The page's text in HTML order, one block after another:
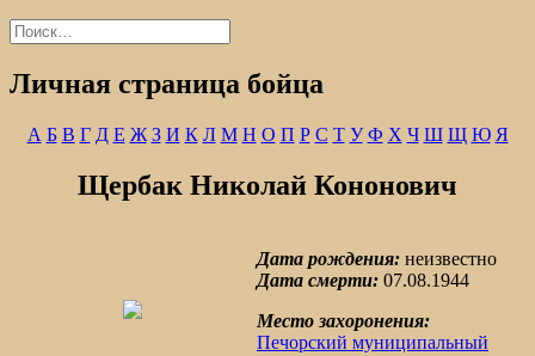
Найти:
Личная страница бойца
А Б В Г Д Е Ж З И К Л М Н О П Р С Т У Ф Х Ч Ш Щ Ю Я
Щербак Николай Кононович
Дата рождения: неизвестно
Дата смерти: 07.08.1944
Место захоронения:
Печорский муниципальный